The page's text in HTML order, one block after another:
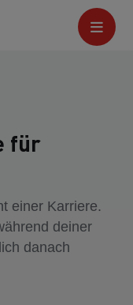
für
einer Karriere.
deiner
danach